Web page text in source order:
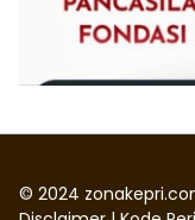
© 2024